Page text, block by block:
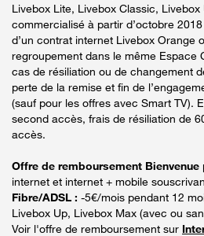
Livebox Lite, Livebox Classic,
commercialisé à partir d’octobre
d’un contrat internet Livebox Orange
regroupement dans le même Espace
cas de résiliation ou de changement
perte de la remise et fin de
(sauf pour les offres avec Smart TV).
second accès, frais de résiliation de
accès.
Offre de remboursement Bienvenue
internet et internet + mobile
Fibre/ADSL : -5€/mois pendant 12
Livebox Up, Livebox Max (avec ou
Voir l'offre de remboursement sur